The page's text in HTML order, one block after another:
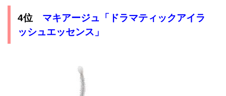
4位 マキアージュ「ドラマティックアイラ
ッシュエッセンス」